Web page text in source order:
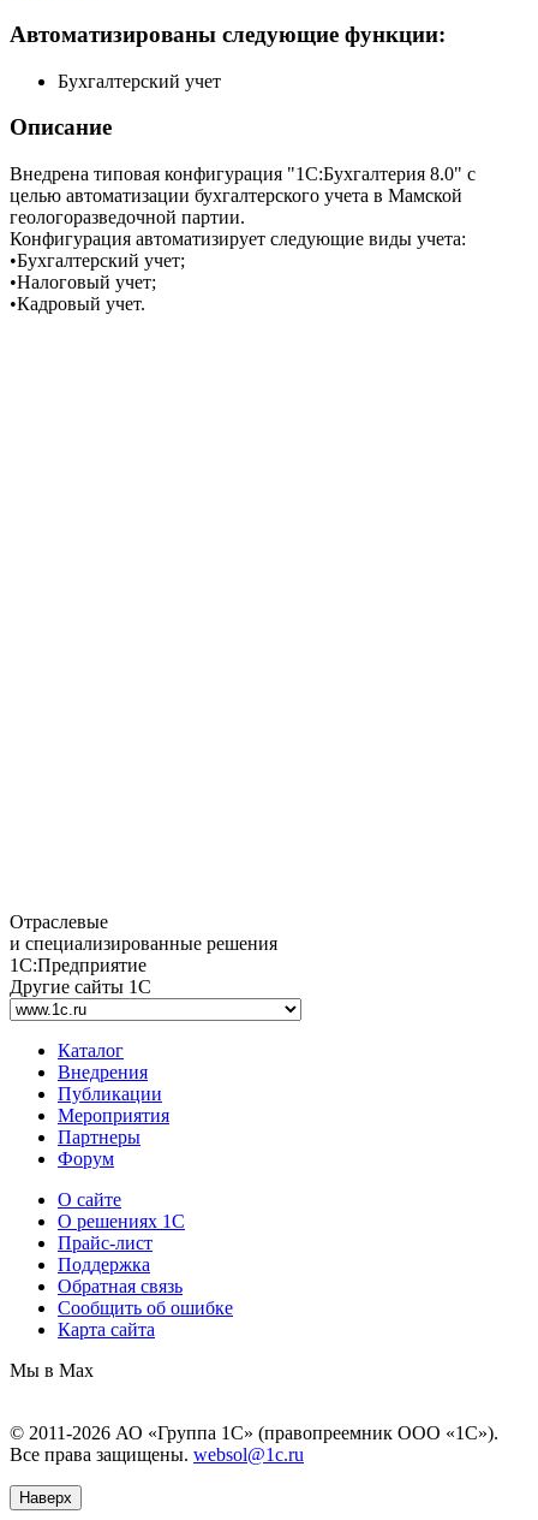
Автоматизированы следующие функции:
Бухгалтерский учет
Описание
Внедрена типовая конфигурация "1С:Бухгалтерия 8.0" с
целью автоматизации бухгалтерского учета в Мамской
геологоразведочной партии.
Конфигурация автоматизирует следующие виды учета:
•Бухгалтерский учет;
•Налоговый учет;
•Кадровый учет.
Отраслевые
и специализированные решения
1С:Предприятие
Другие сайты 1С
Каталог
Внедрения
Публикации
Мероприятия
Партнеры
Форум
О сайте
О решениях 1С
Прайс-лист
Поддержка
Обратная связь
Сообщить об ошибке
Карта сайта
Мы в Max
© 2011-2026 АО «Группа 1С» (правопреемник ООО «1С»).
Все права защищены. websol@1c.ru
Наверх